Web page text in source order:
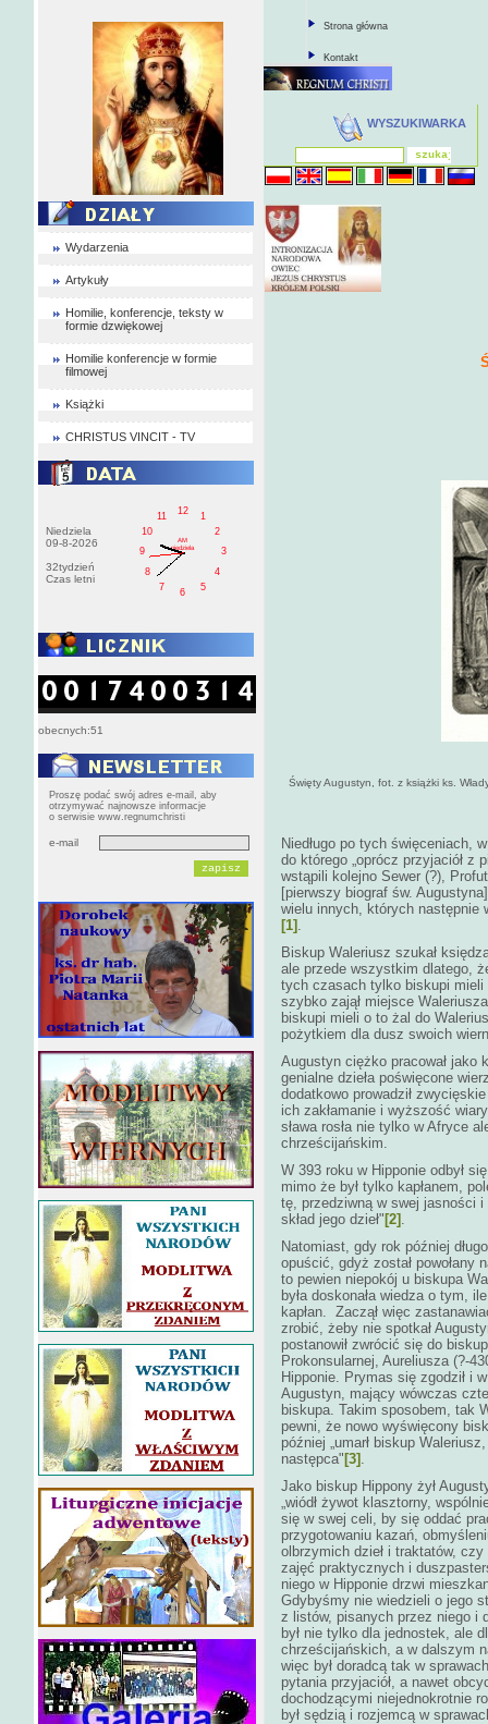
Wydarzenia
Artykuły
Homilie, konferencje, teksty w
formie dzwiękowej
Homilie konferencje w formie
filmowej
Książki
CHRISTUS VINCIT - TV
Niedziela
09-8-2026
32tydzień
Czas letni
1
2
3
4
5
6
7
8
9
10
11
12
AM
niedziela
obecnych:51
Proszę podać swój adres e-mail, aby
otrzymywać najnowsze informacje
o serwisie www.regnumchristi
e-mail
Strona główna
Kontakt
WYSZUKIWARKA
Święty Augustyn, fot. z książki ks.
Niedługo po tych święceniach,
do którego „oprócz przyjaciół z
wstąpili kolejno Sewer (?),
[pierwszy biograf św.
wielu innych, których następnie
[1] .
Biskup Waleriusz szukał
ale przede wszystkim dlatego,
tych czasach tylko biskupi mieli
szybko zajął miejsce
biskupi mieli o to żal do
pożytkiem dla dusz swoich
Augustyn ciężko pracował jako
genialne dzieła poświęcone
dodatkowo prowadził
ich zakłamanie i wyższość
sława rosła nie tylko w Afryce
chrześcijańskim.
W 393 roku w Hipponie odbył
mimo że był tylko kapłanem,
tę, przedziwną w swej jasności
skład jego dzieł" [2] .
Natomiast, gdy rok później
opuścić, gdyż został powołany
to pewien niepokój u biskupa
była doskonała wiedza o tym,
kapłan. Zaczął więc
zrobić, żeby nie spotkał
postanowił zwrócić się do
Prokonsularnej, Aureliusza (?-
Hipponie. Prymas się zgodził i
Augustyn, mający wówczas
biskupa. Takim sposobem, tak
pewni, że nowo wyświęcony
później „umarł biskup
następca" [3] .
Jako biskup Hippony żył
„wiódł żywot klasztorny,
się w swej celi, by się oddać
przygotowaniu kazań,
olbrzymich dzieł i traktatów,
zajęć praktycznych i
niego w Hipponie drzwi
Gdybyśmy nie wiedzieli o jego
z listów, pisanych przez niego i
był nie tylko dla jednostek, ale
chrześcijańskich, a w dalszym
więc był doradcą tak w
pytania przyjaciół, a nawet
dochodzącymi niejednokrotnie
był sędzią i rozjemcą w